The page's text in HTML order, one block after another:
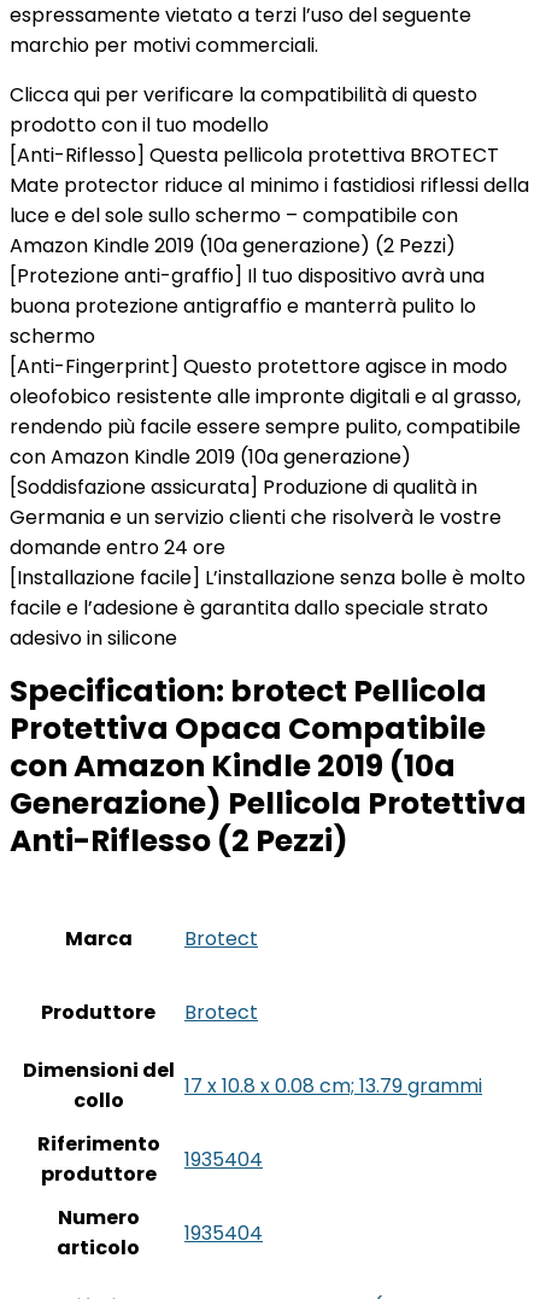
espressamente vietato a terzi l’uso del seguente
marchio per motivi commerciali.
Clicca qui per verificare la compatibilità di questo
prodotto con il tuo modello
[Anti-Riflesso] Questa pellicola protettiva BROTECT
Mate protector riduce al minimo i fastidiosi riflessi della
luce e del sole sullo schermo – compatibile con
Amazon Kindle 2019 (10a generazione) (2 Pezzi)
[Protezione anti-graffio] Il tuo dispositivo avrà una
buona protezione antigraffio e manterrà pulito lo
schermo
[Anti-Fingerprint] Questo protettore agisce in modo
oleofobico resistente alle impronte digitali e al grasso,
rendendo più facile essere sempre pulito, compatibile
con Amazon Kindle 2019 (10a generazione)
[Soddisfazione assicurata] Produzione di qualità in
Germania e un servizio clienti che risolverà le vostre
domande entro 24 ore
[Installazione facile] L’installazione senza bolle è molto
facile e l’adesione è garantita dallo speciale strato
adesivo in silicone
Specification: brotect Pellicola
Protettiva Opaca Compatibile
con Amazon Kindle 2019 (10a
Generazione) Pellicola Protettiva
Anti-Riflesso (2 Pezzi)
Marca ‎Brotect
Produttore ‎Brotect
Dimensioni del
collo
‎17 x 10.8 x 0.08 cm; 13.79 grammi
Riferimento
produttore
‎1935404
Numero
articolo
‎1935404